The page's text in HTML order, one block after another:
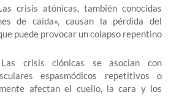
crisis atónicas, también conocidas
de caída», causan la pérdida del
puede provocar un colapso repentino
Las crisis clónicas se asocian con
espasmódicos repetitivos o
afectan el cuello, la cara y los